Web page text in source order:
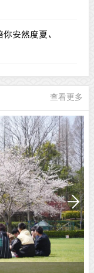
安然度夏、
查看更多